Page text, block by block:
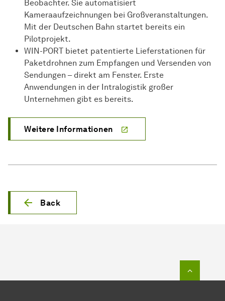
Beobachter. Sie automatisiert
Kameraaufzeichnungen bei Großveranstaltungen.
Mit der Deutschen Bahn startet bereits ein
Pilotprojekt.
WIN-PORT bietet patentierte Lieferstationen für
Paketdrohnen zum Empfangen und Versenden von
Sendungen – direkt am Fenster. Erste
Anwendungen in der Intralogistik großer
Unternehmen gibt es bereits.
Weitere Informationen
Back